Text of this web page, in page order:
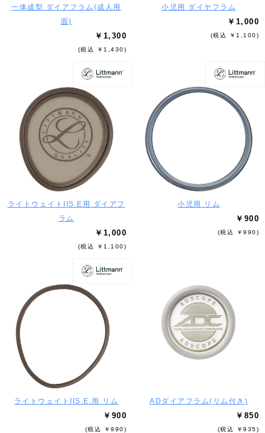
一体成型 ダイアフラム(成人用
面)
￥1,300
(税込 ￥1,430)
小児用 ダイヤフラム
￥1,000
(税込 ￥1,100)
ライトウェイトIIS.E用 ダイアフ
ラム
￥1,000
(税込 ￥1,100)
小児用 リム
￥900
(税込 ￥990)
ライトウェイトIIS.E.用 リム
￥900
(税込 ￥990)
ADダイアフラム(リム付き)
￥850
(税込 ￥935)